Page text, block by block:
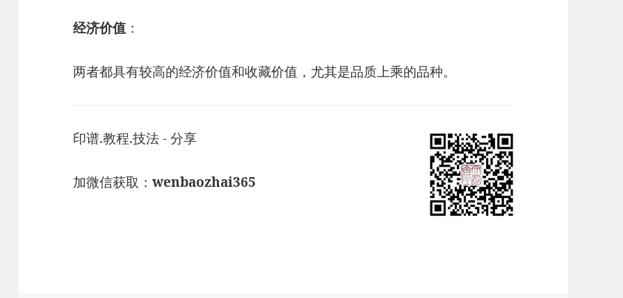
经济价值 ：
两者都具有较高的经济价值和收藏价值，尤其是品质上乘的品种。
印谱.教程.技法 - 分享
加微信获取：wenbaozhai365